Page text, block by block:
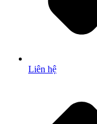
Liên hệ